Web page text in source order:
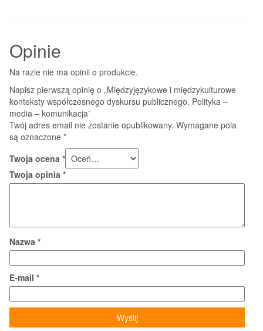
Opinie
Na razie nie ma opinii o produkcie.
Napisz pierwszą opinię o „Międzyjęzykowe i międzykulturowe
konteksty współczesnego dyskursu publicznego. Polityka –
media – komunikacja”
Twój adres email nie zostanie opublikowany. Wymagane pola
są oznaczone *
Twoja ocena *
Twoja opinia *
Nazwa *
E-mail *